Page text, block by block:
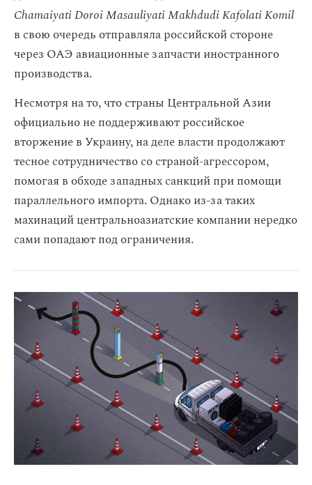
Chamaiyati Doroi Masauliyati Makhdudi Kafolati Komil
в свою очередь отправляла российской стороне
через ОАЭ авиационные запчасти иностранного
производства.
Несмотря на то, что страны Центральной Азии
официально не поддерживают российское
вторжение в Украину, на деле власти продолжают
тесное сотрудничество со страной-агрессором,
помогая в обходе западных санкций при помощи
параллельного импорта. Однако из-за таких
махинаций центральноазиатские компании нередко
сами попадают под ограничения.